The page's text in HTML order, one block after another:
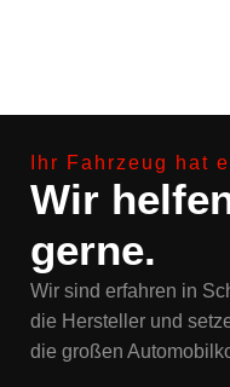
Ihr Fahrzeug hat
Wir
gerne.
Wir sind erfahren in
die Hersteller und
die großen